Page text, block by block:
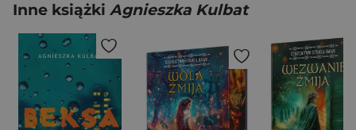
Inne książki Agnieszka Kulbat